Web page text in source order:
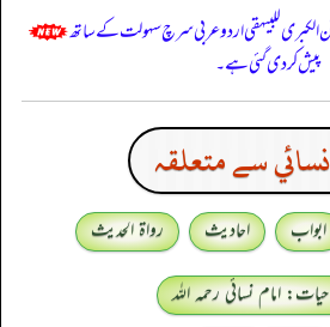
الكبرى للبيهقي اردو عربی سرچ سہولت کے ساتھ
پیش کر دی گئی ہے۔
سے متعلقہ
ابواب احادیث
رواۃ الحدیث
امام نسائی رحمہ اللہ